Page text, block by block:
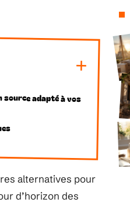
source adapté à vos
alternatives pour
d’horizon des